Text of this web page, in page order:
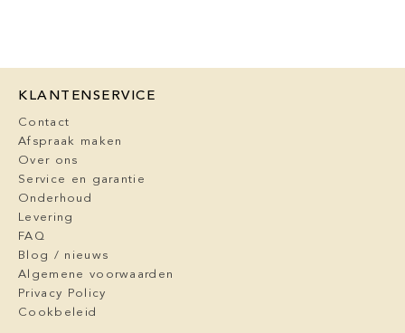
KLANTENSERVICE
Contact
Afspraak maken
Over ons
Service en garantie
Onderhoud
Levering
FAQ
Blog / nieuws
Algemene voorwaarden
Privacy Policy
Cookbeleid